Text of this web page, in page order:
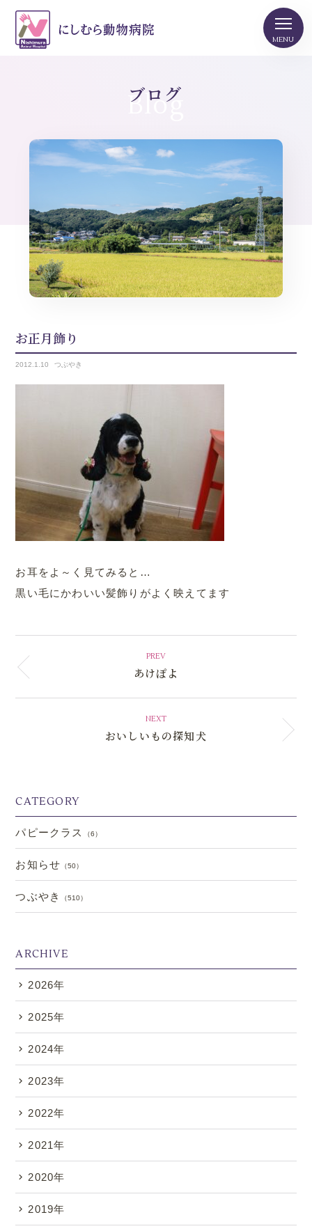
ブログ
Blog
お正月飾り
2012.1.10 つぶやき
お耳をよ～く見てみると…
黒い毛にかわいい髪飾りがよく映えてます
PREV
あけぽよ
NEXT
おいしいもの探知犬
CATEGORY
パピークラス （6）
お知らせ （50）
つぶやき （510）
ARCHIVE
2026年
2025年
2024年
2023年
2022年
2021年
2020年
2019年